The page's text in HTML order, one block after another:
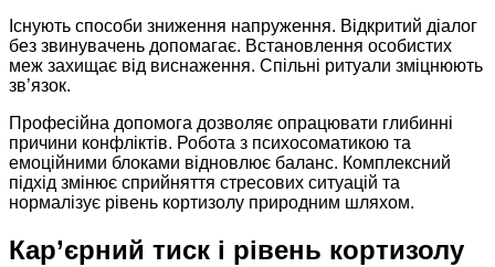
Існують способи зниження напруження. Відкритий діалог
без звинувачень допомагає. Встановлення особистих
меж захищає від виснаження. Спільні ритуали зміцнюють
зв’язок.
Професійна допомога дозволяє опрацювати глибинні
причини конфліктів. Робота з психосоматикою та
емоційними блоками відновлює баланс. Комплексний
підхід змінює сприйняття стресових ситуацій та
нормалізує рівень кортизолу природним шляхом.
Кар’єрний тиск і рівень кортизолу